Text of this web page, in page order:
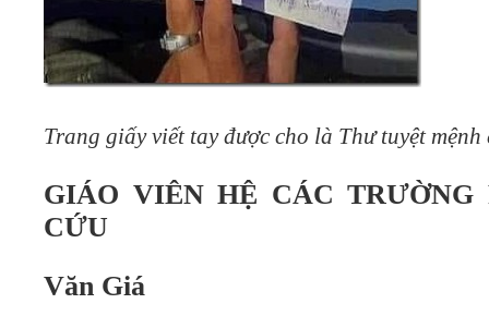
Trang giấy viết tay được cho là Thư tuyệt mệnh
GIÁO VIÊN HỆ CÁC TRƯỜNG
CỨU
Văn Giá